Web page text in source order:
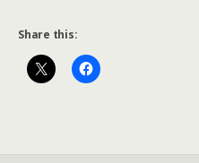
Share this: